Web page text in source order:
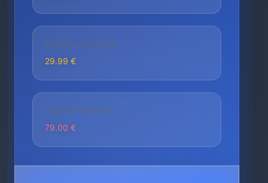
AKTUELLER PREIS
29.99 €
HÖCHSTER PREIS
79.00 €